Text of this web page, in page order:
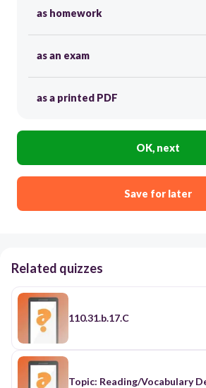
as homework
as an exam
as a printed PDF
OK, next
Save for later
Related quizzes
110.31.b.17.C
Topic: Reading/Vocabulary